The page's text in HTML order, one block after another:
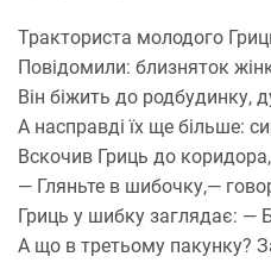
Тракториста молодого
Повідомили: близняток
Він біжить до родбудинку,
А насправді їх ще більше:
Вскочив Гриць до
— Гляньте в шибочку,—
Гриць у шибку заглядає: —
А що в третьому пакунку?